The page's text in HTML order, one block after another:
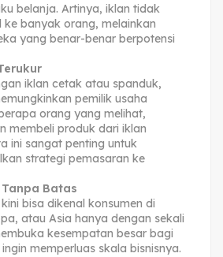
belanja. Artinya, iklan tidak
ke banyak orang, melainkan
yang benar-benar berpotensi
iklan cetak atau spanduk,
pemilik usaha
orang yang melihat,
membeli produk dari iklan
ini sangat penting untuk
strategi pemasaran ke
Batas
bisa dikenal konsumen di
atau Asia hanya dengan sekali
kesempatan besar bagi
memperluas skala bisnisnya.